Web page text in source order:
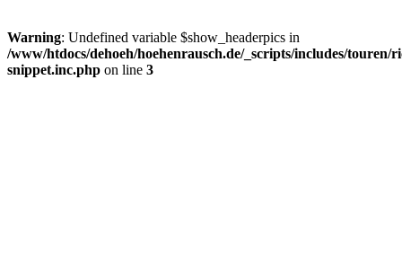
Warning: Undefined variable $show_headerpics in
/www/htdocs/dehoeh/hoehenrausch.de/_scripts/includes/touren/
snippet.inc.php on line 3